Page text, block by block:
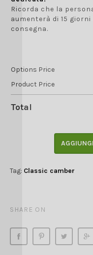
Ricorda che la
aumenterà di 15
consegna.
Options Price
Product Price
Total
Tag: Classic camber
SHARE ON